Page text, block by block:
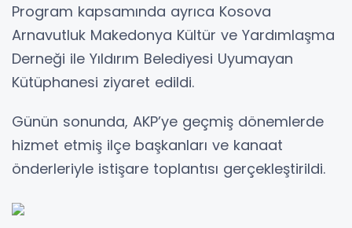
Program kapsamında ayrıca Kosova
Arnavutluk Makedonya Kültür ve Yardımlaşma
Derneği ile Yıldırım Belediyesi Uyumayan
Kütüphanesi ziyaret edildi.
Günün sonunda, AKP’ye geçmiş dönemlerde
hizmet etmiş ilçe başkanları ve kanaat
önderleriyle istişare toplantısı gerçekleştirildi.